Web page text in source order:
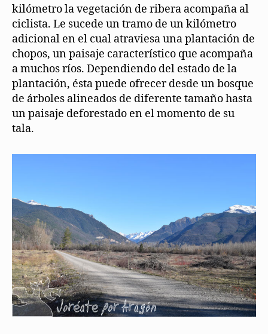
kilómetro la vegetación de ribera acompaña al
ciclista. Le sucede un tramo de un kilómetro
adicional en el cual atraviesa una plantación de
chopos, un paisaje característico que acompaña
a muchos ríos. Dependiendo del estado de la
plantación, ésta puede ofrecer desde un bosque
de árboles alineados de diferente tamaño hasta
un paisaje deforestado en el momento de su
tala.